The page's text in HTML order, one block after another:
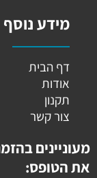
מידע נוסף
דף הבית
אודות
תקנון
צור קשר
מעוניינים
את הטופס: